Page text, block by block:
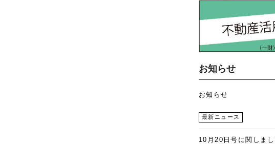
お知らせ
お知らせ
最新ニュース
10月20日号に関しま